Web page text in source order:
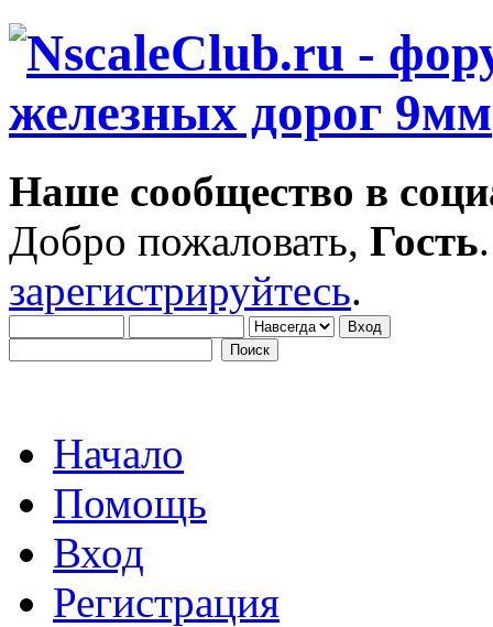
Наше сообщество в
Добро пожаловать, Гость
зарегистрируйтесь.
Начало
Помощь
Вход
Регистрация